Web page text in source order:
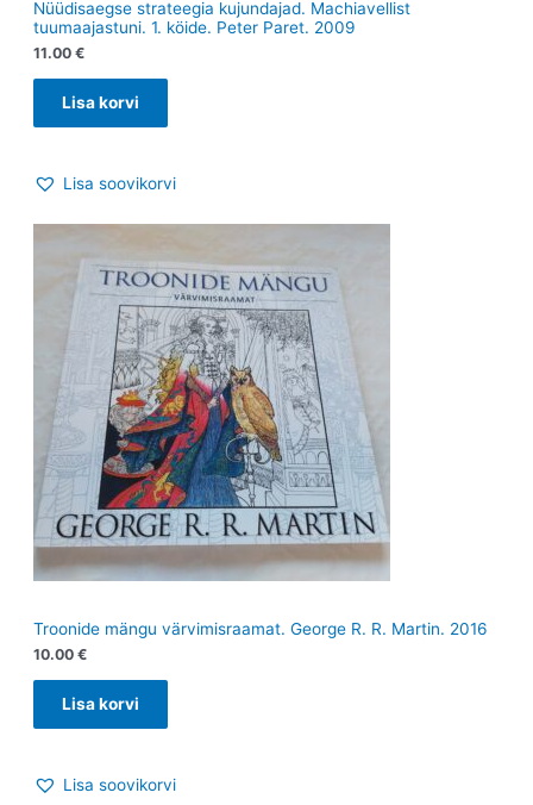
Nüüdisaegse strateegia kujundajad. Machiavellist
tuumaajastuni. 1. köide. Peter Paret. 2009
11.00 €
Lisa korvi
Lisa soovikorvi
Troonide mängu värvimisraamat. George R. R. Martin. 2016
10.00 €
Lisa korvi
Lisa soovikorvi